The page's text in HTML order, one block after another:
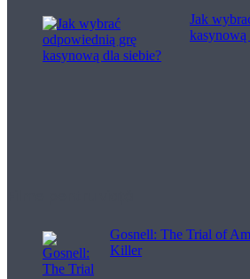
Jak
kasynową
Gosnell: The Trial of
Killer